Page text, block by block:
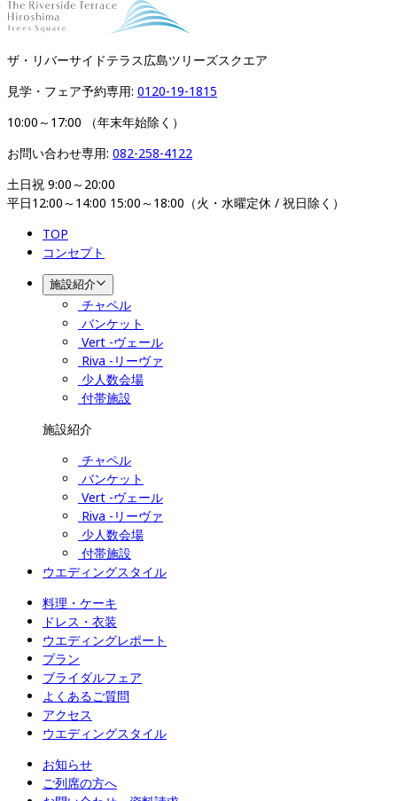
ザ・リバーサイドテラス広島ツリーズスクエア​​​​​​​
見学・フェア予約専用: 0120-19-1815
10:00～17:00 （年末年始除く）
お問い合わせ専用: 082-258-4122
土日祝 9:00～20:00
平日12:00～14:00 15:00～18:00（火・水曜定休 / 祝日除く）
TOP
コンセプト
施設紹介
チャペル
バンケット
Vert -ヴェール
Riva -リーヴァ
少人数会場
付帯施設
施設紹介
チャペル
バンケット
Vert -ヴェール
Riva -リーヴァ
少人数会場
付帯施設
ウエディングスタイル
料理・ケーキ
ドレス・衣装
ウエディングレポート
プラン
ブライダルフェア
よくあるご質問
アクセス
ウエディングスタイル
お知らせ
ご列席の方へ